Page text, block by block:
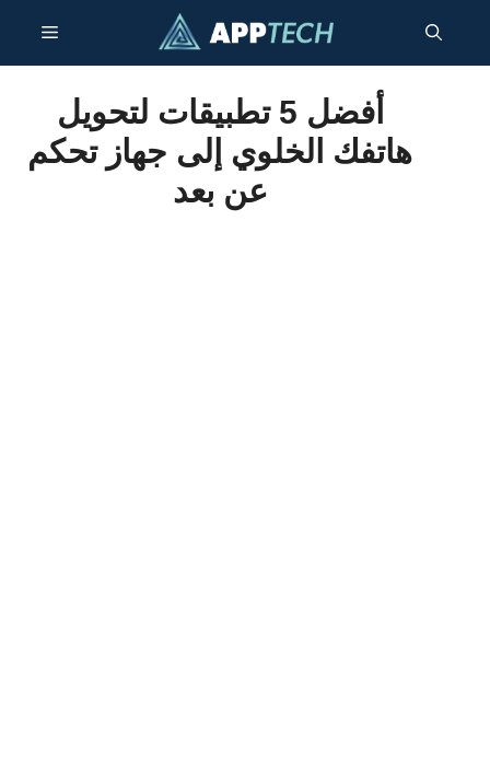
المحتوى
قائمة
طعام
أفضل 5 تطبيقات لتحويل
هاتفك الخلوي إلى جهاز تحكم
عن بعد